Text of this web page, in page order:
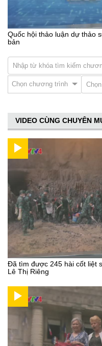
Quốc hội thảo luận dự thảo
bản
Chọn chương trình
VIDEO CÙNG CHUYÊN
Đã tìm được 245 hài cốt liệt
Lê Thị Riêng